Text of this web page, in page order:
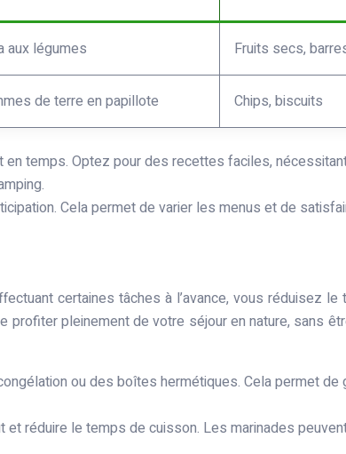
aux légumes Fruits secs,
de terre en papillote Chips, biscuits
temps. Optez pour des recettes faciles,
Cela permet de varier les menus et de
certaines tâches à l’avance, vous réduisez
pleinement de votre séjour en nature, sans
ou des boîtes hermétiques. Cela permet de
réduire le temps de cuisson. Les marinades